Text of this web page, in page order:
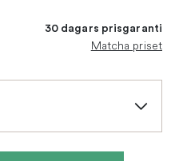
30 dagars prisgaranti
Matcha priset